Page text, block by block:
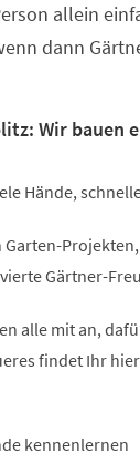
allein
dann
Wir bauen
Hände,
Gärtner-
alle mit an,
findet Ihr
kennenlernen